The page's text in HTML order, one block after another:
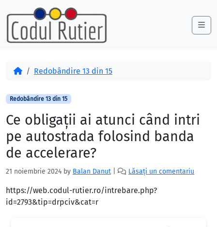
Skip to content
Skip to footer
AcasăRedobândire 13 din 15
Redobândire 13 din 15
Ce obligaţii ai atunci când intri
pe autostrada folosind banda
de accelerare?
21 noiembrie 2024 by Balan Danut Lăsați un comentariu
https://web.codul-rutier.ro/intrebare.php?
id=2793&tip=drpciv&cat=r